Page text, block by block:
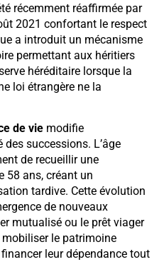
récemment réaffirmée par
2021 confortant le respect
a introduit un mécanisme
permettant aux héritiers
héréditaire lorsque la
loi étrangère ne la
de vie modifie
successions. L’âge
de recueillir une
58 ans, créant un
tardive. Cette évolution
de nouveaux
mutualisé ou le prêt viager
le patrimoine
leur dépendance tout